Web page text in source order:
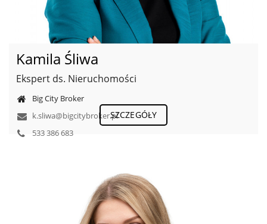
Kamila Śliwa
Ekspert ds. Nieruchomości
Big City Broker
k.sliwa@bigcitybroker.pl
533 386 683
SZCZEGÓŁY